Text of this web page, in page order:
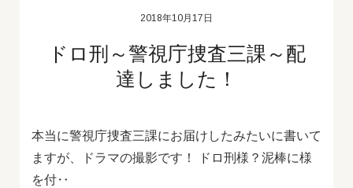
2018年10月17日
ドロ刑～警視庁捜査三課～配
達しました！
本当に警視庁捜査三課にお届けしたみたいに書いて
ますが、ドラマの撮影です！ ドロ刑様？泥棒に様
を付‥